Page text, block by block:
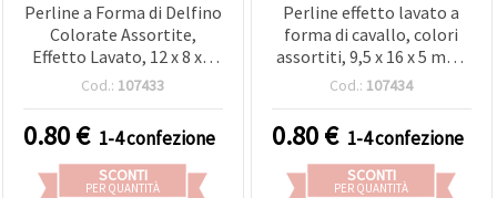
Perline a Forma di Delfino
Colorate Assortite,
Effetto Lavato, 12 x 8 x 4
mm, Foro 1 mm, 50 g
Cod.: 107433
0.80€ 1-4 confezione
SCONTI
PER QUANTITÀ
Perline effetto lavato a
forma di cavallo, colori
assortiti, 9,5 x 16 x 5 mm,
foro 1,5 mm, 50 g (~120
Cod.: 107434
0.80€ 1-4 confezione
SCONTI
PER QUANTITÀ